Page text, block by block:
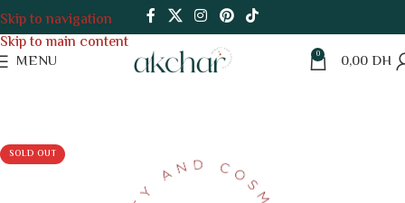
Skip to navigation
Skip to main content
MENU 0 0,00 DH
SOLD OUT